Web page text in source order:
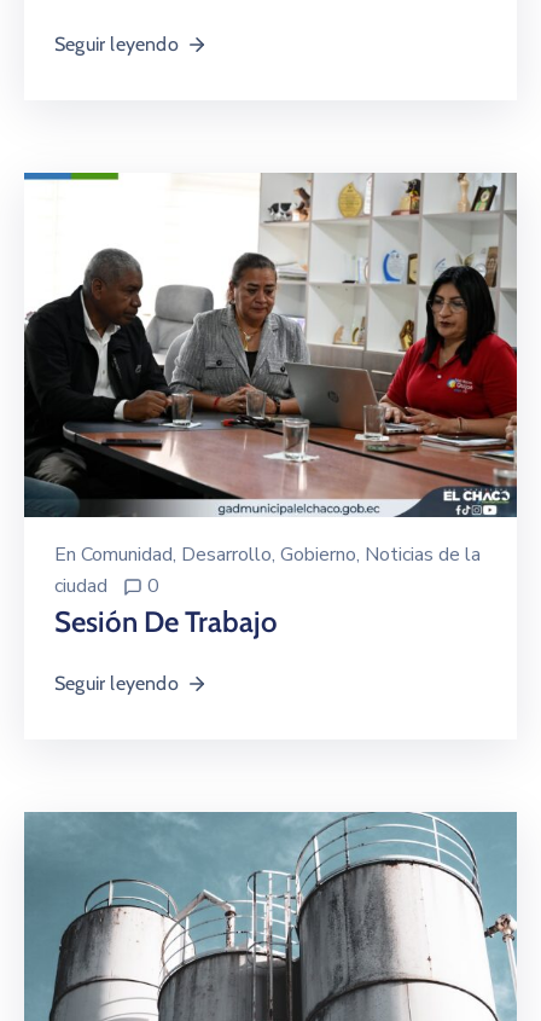
Seguir leyendo
En Comunidad‚ Desarrollo‚ Gobierno‚ Noticias de la
ciudad
0
Sesión De Trabajo
Seguir leyendo